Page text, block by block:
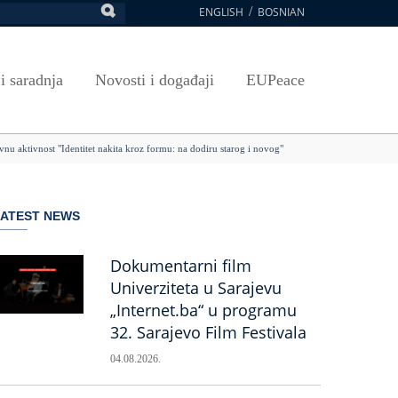
ENGLISH BOSNIAN
UNSA
Plan javnih nabavki
Javne nabavke organizacionih jedinica
TRAIN
učenja
E-Prijava za ispite
saradnja
Umjetnost, kultura i sport
Publikacije
Novosti i događaji EUPeace
aktivnost "Identitet nakita kroz formu: na dodiru starog i novog"
NEWS
Dokumentarni film
Univerziteta u Sarajevu
„Internet.ba“ u programu
32. Sarajevo Film Festivala
04.08.2026.